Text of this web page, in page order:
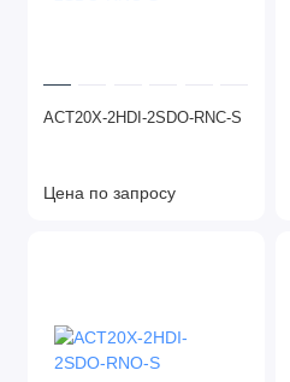
ACT20X-2HDI-2SDO-RNC-S
Цена по запросу